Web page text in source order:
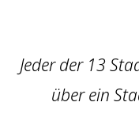
Jeder der 13
über ein